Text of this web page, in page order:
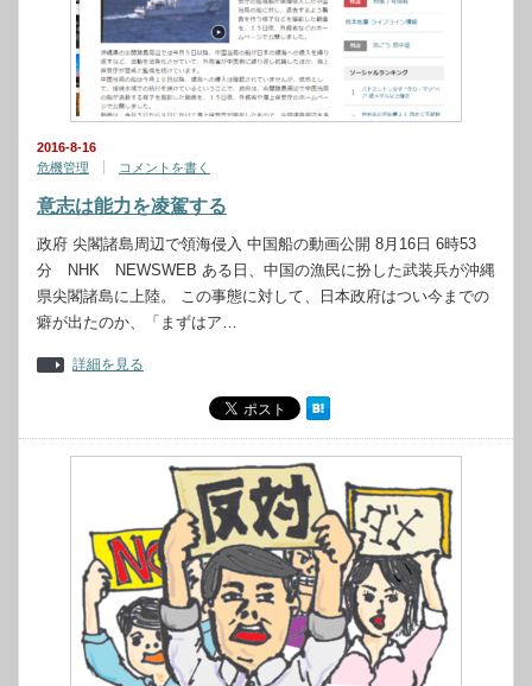
2016-8-16
危機管理
コメントを書く
意志は能力を凌駕する
政府 尖閣諸島周辺で領海侵入 中国船の動画公開 8月16日 6時53
分 NHK NEWSWEB ある日、中国の漁民に扮した武装兵が沖縄
県尖閣諸島に上陸。 この事態に対して、日本政府はつい今までの
癖が出たのか、「まずはア…
詳細を見る